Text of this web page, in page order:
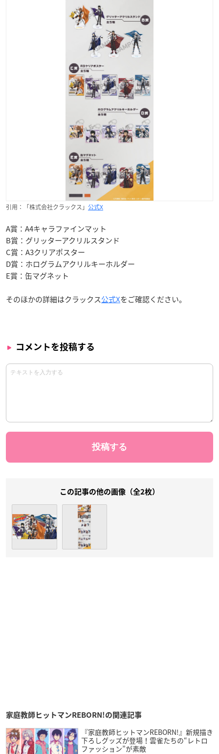
引用：「株式会社クラックス」 公式X
A賞：A4キャラファインマット
B賞：グリッターアクリルスタンド
C賞：A3クリアポスター
D賞：ホログラムアクリルキーホルダー
E賞：缶マグネット
そのほかの詳細はクラックス公式Xをご確認ください。
コメントを投稿する
この記事の他の画像（全2枚）
家庭教師ヒットマンREBORN!の関連記事
『家庭教師ヒットマンREBORN!』新規描き
下ろしグッズが登場！雲雀たちの“レトロ
ファッション”が素敵